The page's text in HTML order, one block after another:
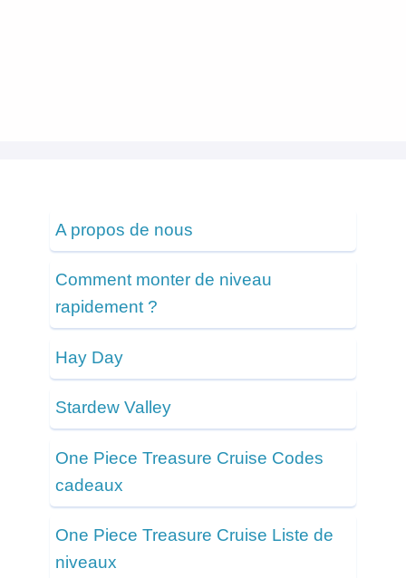
A propos de nous
Comment monter de niveau
rapidement ?
Hay Day
Stardew Valley
One Piece Treasure Cruise Codes
cadeaux
One Piece Treasure Cruise Liste de
niveaux